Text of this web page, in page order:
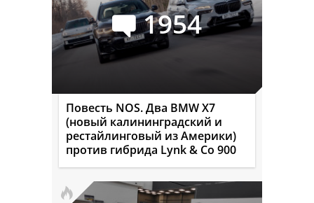
1954
Повесть NOS. Два BMW X7
(новый калининградский и
рестайлинговый из Америки)
против гибрида Lynk & Co 900